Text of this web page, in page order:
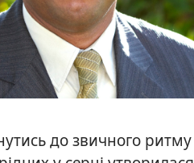
до звичного ритму